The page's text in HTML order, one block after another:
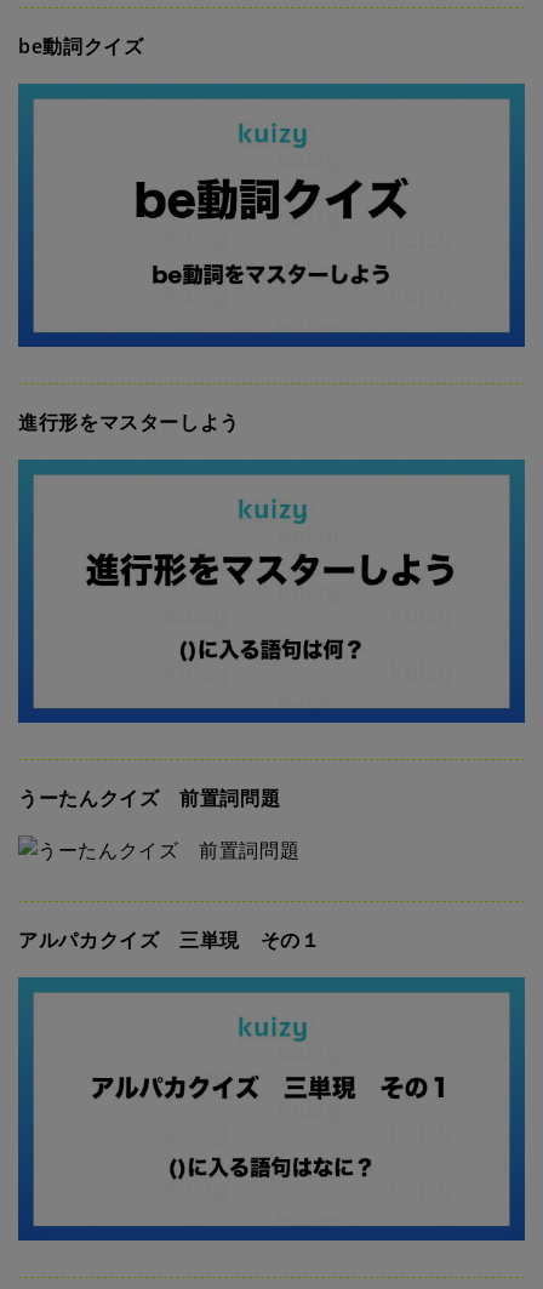
be動詞クイズ
進行形をマスターしよう
うーたんクイズ 前置詞問題
アルパカクイズ 三単現 その１